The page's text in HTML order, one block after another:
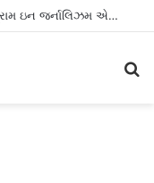
VNSGU ખાતે એક વર્ષીય ‘સર્ટિફિકેટ પ્રોગ્રામ ઇન જર્નાલિઝમ એન્ડ માસ કમ્યુનિકેશન’નો શુભારંભ